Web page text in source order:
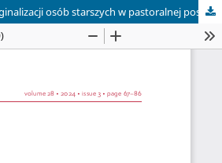
Przeciwdziałanie marginalizacji osób starszych w pastoralnej posłudze Kościoła